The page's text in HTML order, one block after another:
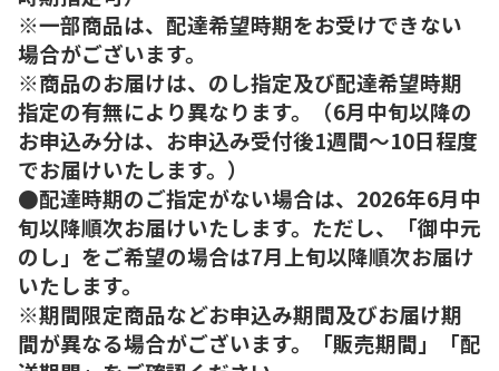
※一部商品は、配達希望時期をお受けできない
場合がございます。
※商品のお届けは、のし指定及び配達希望時期
指定の有無により異なります。（6月中旬以降の
お申込み分は、お申込み受付後1週間～10日程度
でお届けいたします。）
●配達時期のご指定がない場合は、2026年6月中
旬以降順次お届けいたします。ただし、「御中元
のし」をご希望の場合は7月上旬以降順次お届け
いたします。
※期間限定商品などお申込み期間及びお届け期
間が異なる場合がございます。「販売期間」「配